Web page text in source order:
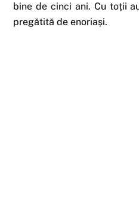
bine de cinci ani. Cu toții
pregătită de enoriași.